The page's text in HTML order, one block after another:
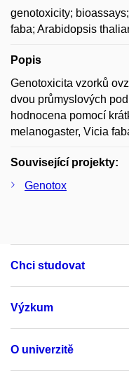
genotoxicity;
faba; Arabidopsis
Popis
Genotoxicita vzorků
dvou průmyslových
hodnocena pomocí
melanogaster, Vicia
Související projekty:
Genotox
Chci studovat
Výzkum
O univerzitě